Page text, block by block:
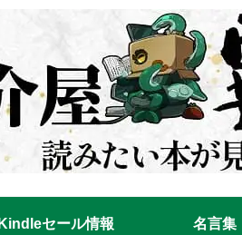
Kindleセール情報 名言集